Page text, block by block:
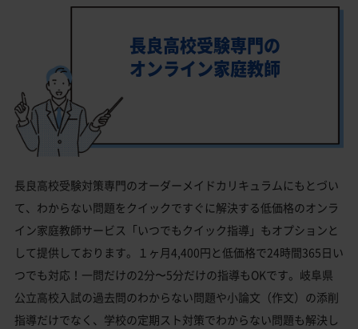
長良高校受験専門の
オンライン家庭教師
長良高校受験対策専門のオーダーメイドカリキュラムにもとづい
て、わからない問題をクイックですぐに解決する低価格のオンラ
イン家庭教師サービス「いつでもクイック指導」もオプションと
して提供しております。１ヶ月4,400円と低価格で24時間365日い
つでも対応！一問だけの2分〜5分だけの指導もOKです。岐阜県
公立高校入試の過去問のわからない問題や小論文（作文）の添削
指導だけでなく、学校の定期スト対策でわからない問題も解決し